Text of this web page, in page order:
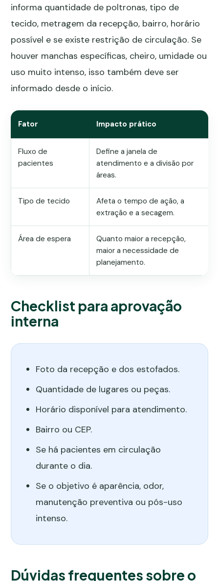
informa quantidade de poltronas, tipo de
tecido, metragem da recepção, bairro, horário
possível e se existe restrição de circulação. Se
houver manchas específicas, cheiro, umidade ou
uso muito intenso, isso também deve ser
informado desde o início.
Fator Impacto prático
Fluxo de
pacientes
Define a janela de
atendimento e a divisão por
áreas.
Tipo de tecido
Afeta o tempo de ação, a
extração e a secagem.
Área de espera
Quanto maior a recepção,
maior a necessidade de
planejamento.
Checklist para aprovação
interna
Foto da recepção e dos estofados.
Quantidade de lugares ou peças.
Horário disponível para atendimento.
Bairro ou CEP.
Se há pacientes em circulação
durante o dia.
Se o objetivo é aparência, odor,
manutenção preventiva ou pós-uso
intenso.
Dúvidas frequentes sobre o